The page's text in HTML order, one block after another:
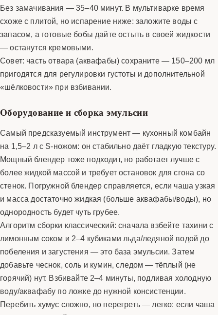
Без замачивания — 35–40 минут. В мультиварке время
схоже с плитой, но испарение ниже: заложите воды с
запасом, а готовые бобы дайте остыть в своей жидкости
— останутся кремовыми.
Совет: часть отвара (аквафабы) сохраните — 150–200 мл
пригодятся для регулировки густоты и дополнительной
«шёлковости» при взбивании.
Оборудование и сборка эмульсии
Самый предсказуемый инструмент — кухонный комбайн
на 1,5–2 л с S-ножом: он стабильно даёт гладкую текстуру.
Мощный блендер тоже подходит, но работает лучше с
более жидкой массой и требует остановок для сгона со
стенок. Погружной блендер справляется, если чаша узкая
и масса достаточно жидкая (больше аквафабы/воды), но
однородность будет чуть грубее.
Алгоритм сборки классический: сначала взбейте тахини с
лимонным соком и 2–4 кубиками льда/ледяной водой до
побеления и загустения — это база эмульсии. Затем
добавьте чеснок, соль и кумин, следом — тёплый (не
горячий) нут. Взбивайте 2–4 минуты, подливая холодную
воду/аквафабу по ложке до нужной консистенции.
Перебить хумус сложно, но перегреть — легко: если чаша